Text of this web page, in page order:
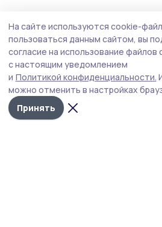
Спасатели Котовска
на региональных
Соревнования на Кубок памяти
погибших при исполнении
провели на базе пожарно-
Тамбова.
На сайте используются cookie-
пользоваться данным сайтом, вы
согласие на использование
с настоящим уведомлением
и Политикой конфиденциальности.
можно отменить в настройках
Принять